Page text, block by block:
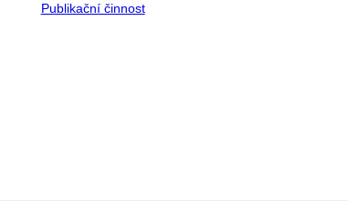
Publikační činnost